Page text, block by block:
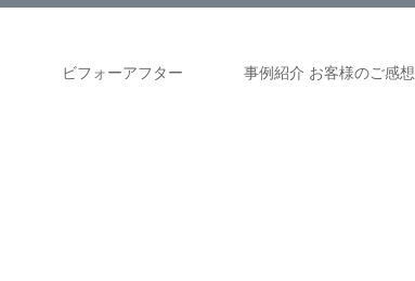
ビフォーアフター 事例紹介 お客様のご感想